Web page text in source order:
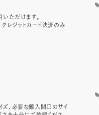
いただけます。
レジットカード決済のみ
、必要な搬入間口のサイ